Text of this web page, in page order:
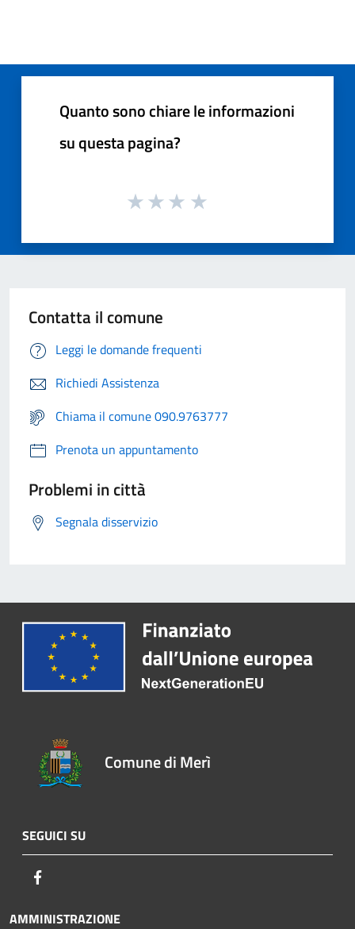
Quanto sono chiare le informazioni
su questa pagina?
Contatta il comune
Leggi le domande frequenti
Richiedi Assistenza
Chiama il comune 090.9763777
Prenota un appuntamento
Problemi in città
Segnala disservizio
Comune di Merì
SEGUICI SU
AMMINISTRAZIONE